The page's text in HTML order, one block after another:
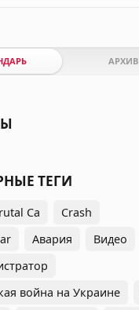
АРХИВ
ТЕГИ
Ca
Crash
Авария
Видео
война на Украине